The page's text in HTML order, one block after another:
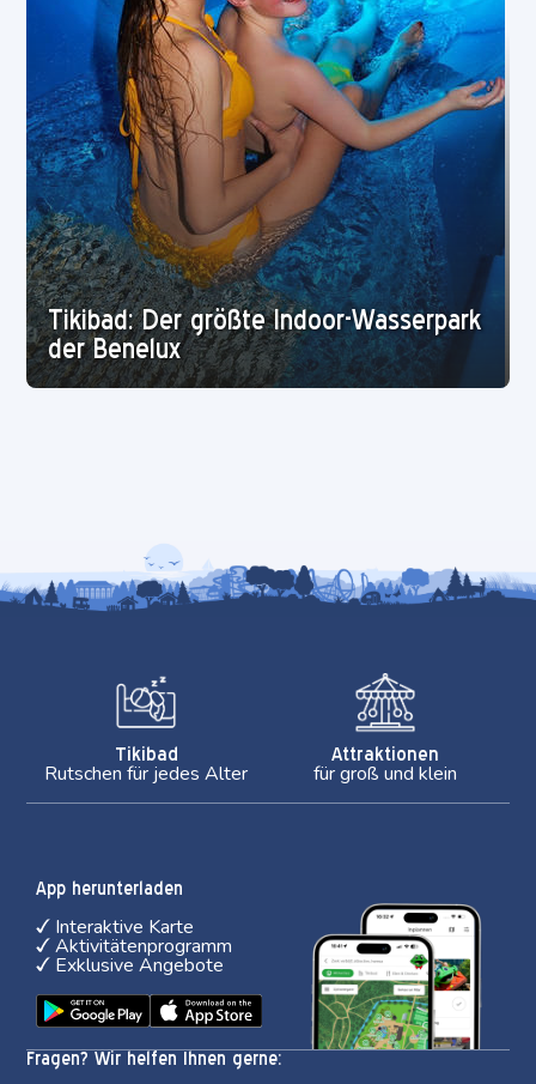
Tikibad: Der größte Indoor-Wasserpark
der Benelux
Tikibad
Rutschen für jedes Alter
Attraktionen
für groß und klein
Fragen? Wir helfen Ihnen gerne:
App herunterladen
Interaktive Karte
Aktivitätenprogramm
Exklusive Angebote